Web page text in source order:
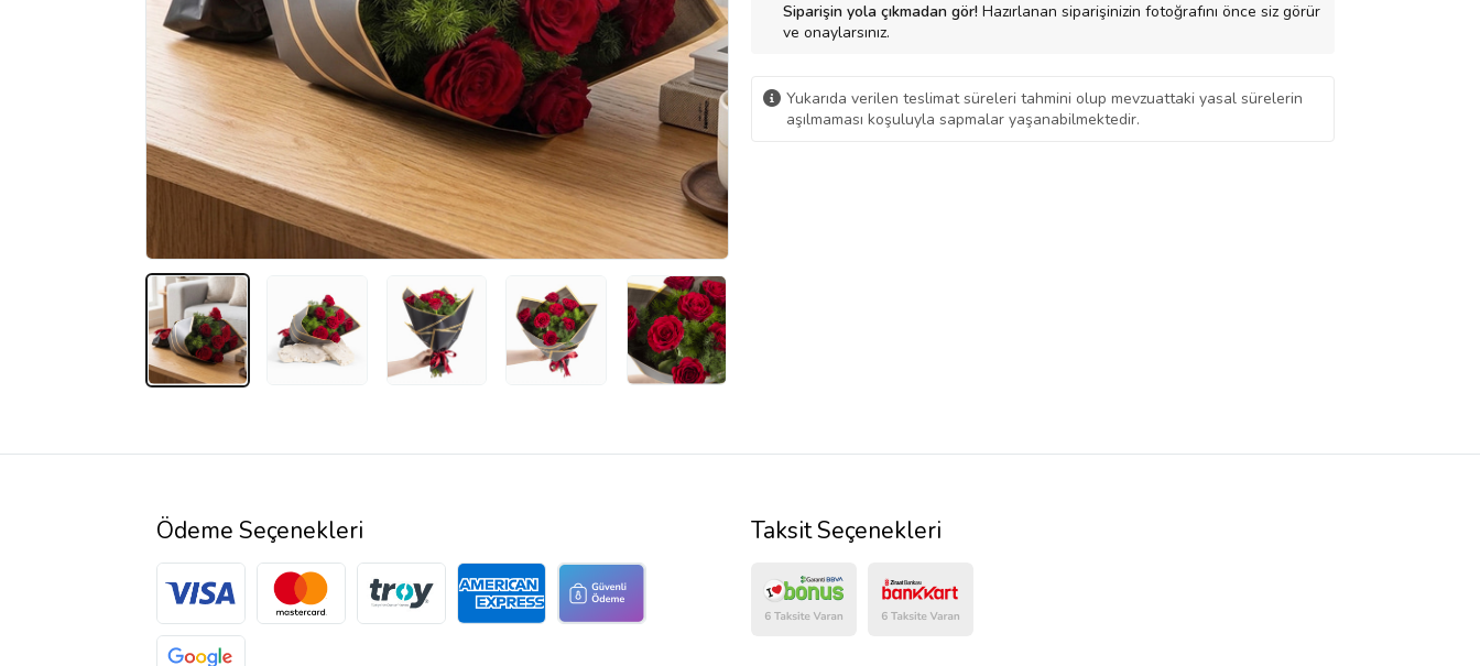
Siparişin yola çıkmadan gör! Hazırlanan siparişinizin fotoğrafını önce siz görür
ve onaylarsınız.
Yukarıda verilen teslimat süreleri tahmini olup mevzuattaki yasal sürelerin
aşılmaması koşuluyla sapmalar yaşanabilmektedir.
Ödeme Seçenekleri Taksit Seçenekleri